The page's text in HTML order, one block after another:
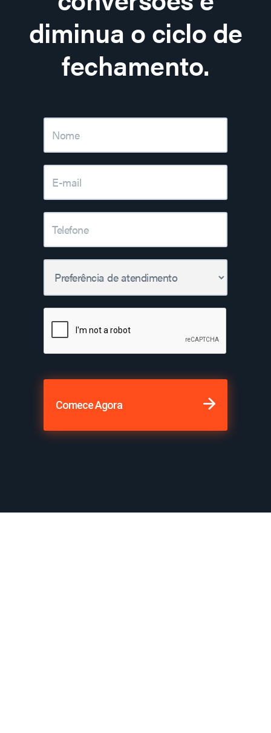
diminua o ciclo de
fechamento.
Comece Agora